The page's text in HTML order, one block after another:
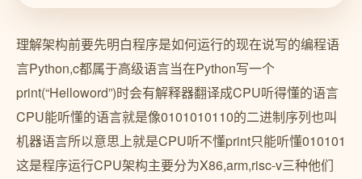
理解架构前要先明白程序是如何运行的现在说写的编程语
言Python,c都属于高级语言当在Python写一个
print(“Helloword”)时会有解释器翻译成CPU听得懂的语言
CPU能听懂的语言就是像0101010110的二进制序列也叫
机器语言所以意思上就是CPU听不懂print只能听懂010101
这是程序运行CPU架构主要分为X86,arm,risc-v三种他们